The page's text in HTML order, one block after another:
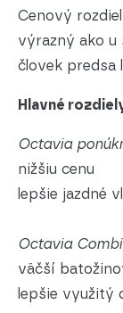
Cenový
výrazný ako u
človek predsa
Hlavné
Octavia
nižšiu cenu
lepšie jazdné
Octavia
väčší
lepšie využitý